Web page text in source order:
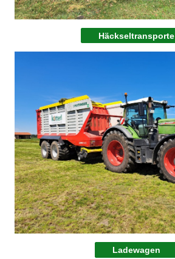
Häckseltransporte
Ladewagen